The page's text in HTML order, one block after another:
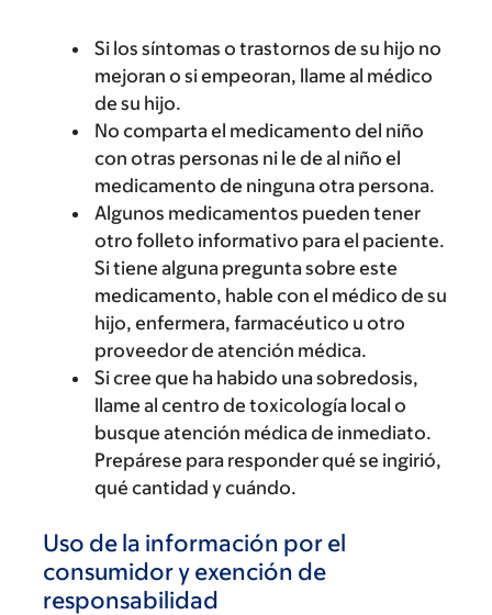
Si los síntomas o trastornos de su hijo no
mejoran o si empeoran, llame al médico
de su hijo.
No comparta el medicamento del niño
con otras personas ni le de al niño el
medicamento de ninguna otra persona.
Algunos medicamentos pueden tener
otro folleto informativo para el paciente.
Si tiene alguna pregunta sobre este
medicamento, hable con el médico de su
hijo, enfermera, farmacéutico u otro
proveedor de atención médica.
Si cree que ha habido una sobredosis,
llame al centro de toxicología local o
busque atención médica de inmediato.
Prepárese para responder qué se ingirió,
qué cantidad y cuándo.
Uso de la información por el
consumidor y exención de
responsabilidad